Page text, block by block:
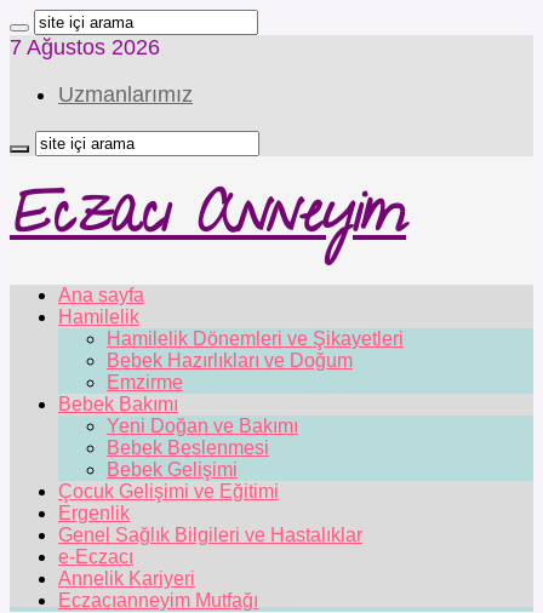
7 Ağustos 2026
Uzmanlarımız
Eczacı Anneyim
Ana sayfa
Hamilelik
Hamilelik Dönemleri ve Şikayetleri
Bebek Hazırlıkları ve Doğum
Emzirme
Bebek Bakımı
Yeni Doğan ve Bakımı
Bebek Beslenmesi
Bebek Gelişimi
Çocuk Gelişimi ve Eğitimi
Ergenlik
Genel Sağlık Bilgileri ve Hastalıklar
e-Eczacı
Annelik Kariyeri
Eczacıanneyim Mutfağı